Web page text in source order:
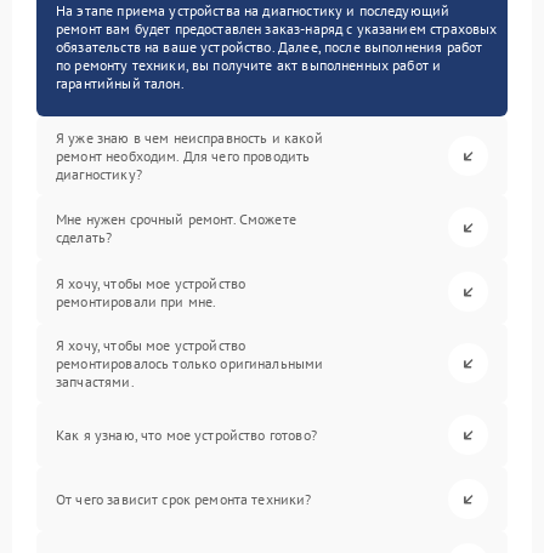
На этапе приема устройства на диагностику и последующий
ремонт вам будет предоставлен заказ-наряд с указанием страховых
обязательств на ваше устройство. Далее, после выполнения работ
по ремонту техники, вы получите акт выполненных работ и
гарантийный талон.
Я уже знаю в чем неисправность и какой
ремонт необходим. Для чего проводить
диагностику?
Мне нужен срочный ремонт. Сможете
сделать?
Я хочу, чтобы мое устройство
ремонтировали при мне.
Я хочу, чтобы мое устройство
ремонтировалось только оригинальными
запчастями.
Как я узнаю, что мое устройство готово?
От чего зависит срок ремонта техники?